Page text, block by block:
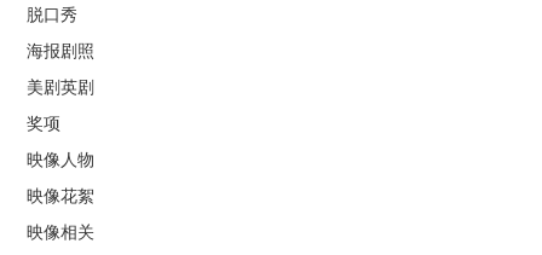
脱口秀
海报剧照
美剧英剧
奖项
映像人物
映像花絮
映像相关